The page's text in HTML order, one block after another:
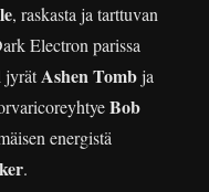
, raskasta ja tarttuvan
Electron parissa
jyrätAshen Tombja
Bob
energistä
.